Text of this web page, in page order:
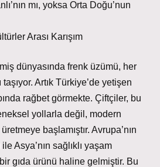
mı, yoksa Orta Doğu’nun
Arası Karışım
dünyasında frenk üzümü, her
taşıyor. Artık Türkiye’de yetişen
rağbet görmekte. Çiftçiler, bu
yollarla değil, modern
başlamıştır. Avrupa’nın
Asya’nın sağlıklı yaşam
gıda ürünü haline gelmiştir. Bu